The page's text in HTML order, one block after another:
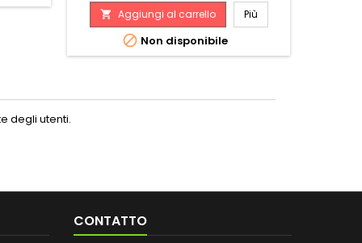
 Aggiungi al carrello Più
 Non disponibile
degli utenti.
CONTATTO